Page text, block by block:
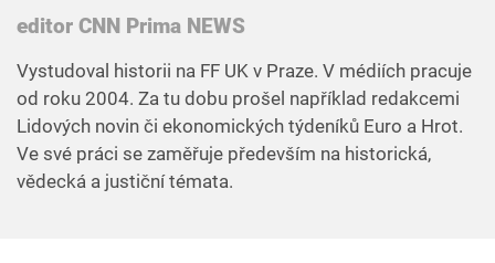
editor CNN Prima NEWS
Vystudoval historii na FF UK v Praze. V médiích pracuje
od roku 2004. Za tu dobu prošel například redakcemi
Lidových novin či ekonomických týdeníků Euro a Hrot.
Ve své práci se zaměřuje především na historická,
vědecká a justiční témata.